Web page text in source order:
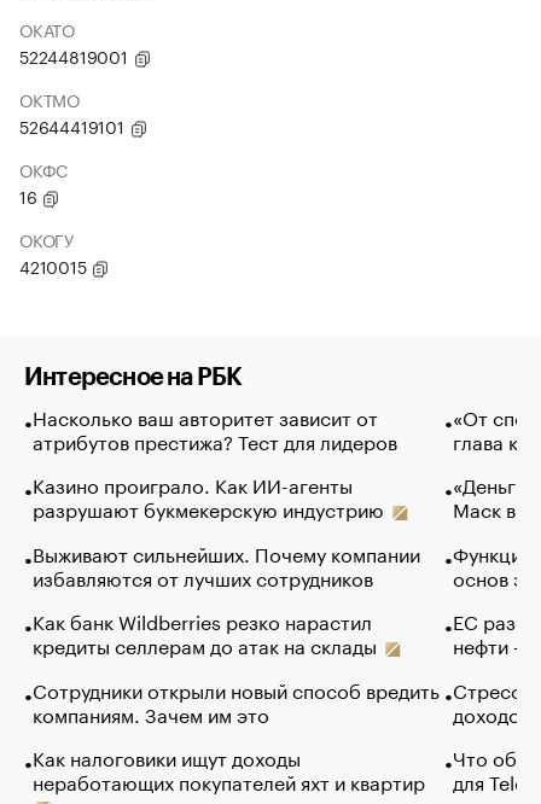
ОКАТО
52244819001
ОКТМО
52644419101
ОКФС
16
ОКОГУ
4210015
Интересное на РБК
Насколько ваш авторитет зависит от
атрибутов престижа? Тест для лидеров
Казино проиграло. Как ИИ-агенты
разрушают букмекерскую индустрию
Выживают сильнейших. Почему компании
избавляются от лучших сотрудников
Как банк Wildberries резко нарастил
кредиты селлерам до атак на склады
Сотрудники открыли новый способ вредить
компаниям. Зачем им это
Как налоговики ищут доходы
неработающих покупателей яхт и квартир
«От
глава
«Деньги
Маск в
Функции
основ
ЕС
нефти —
Стресс
доходов
Что
для